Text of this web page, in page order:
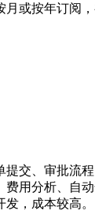
月或按年订阅
提交、审批流
费用分析、自
，成本较高。